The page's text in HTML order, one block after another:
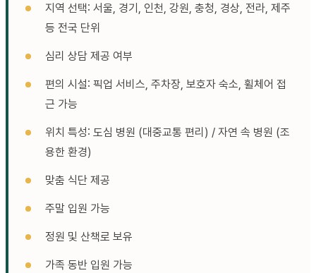
지역 선택: 서울, 경기, 인천, 강원, 충청, 경상, 전라, 제주
등 전국 단위
심리 상담 제공 여부
편의 시설: 픽업 서비스, 주차장, 보호자 숙소, 휠체어 접
근 가능
위치 특성: 도심 병원 (대중교통 편리) / 자연 속 병원 (조
용한 환경)
맞춤 식단 제공
주말 입원 가능
정원 및 산책로 보유
가족 동반 입원 가능